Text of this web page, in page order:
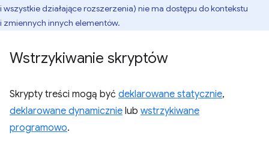
i wszystkie działające rozszerzenia) nie ma dostępu do kontekstu
i zmiennych innych elementów.
Wstrzykiwanie skryptów
Skrypty treści mogą być deklarowane statycznie,
deklarowane dynamicznie lub wstrzykiwane
programowo.